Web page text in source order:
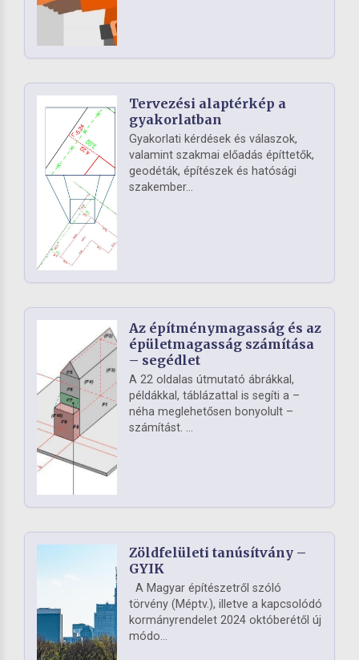
Tervezési alaptérkép a
gyakorlatban
Gyakorlati kérdések és válaszok,
valamint szakmai előadás építtetők,
geodéták, építészek és hatósági
szakember...
Az építménymagasság és az
épületmagasság számítása
– segédlet
A 22 oldalas útmutató ábrákkal,
példákkal, táblázattal is segíti a –
néha meglehetősen bonyolult –
számítást. ...
Zöldfelületi tanúsítvány –
GYIK
A Magyar építészetről szóló
törvény (Méptv.), illetve a kapcsolódó
kormányrendelet 2024 októberétől új
módo...